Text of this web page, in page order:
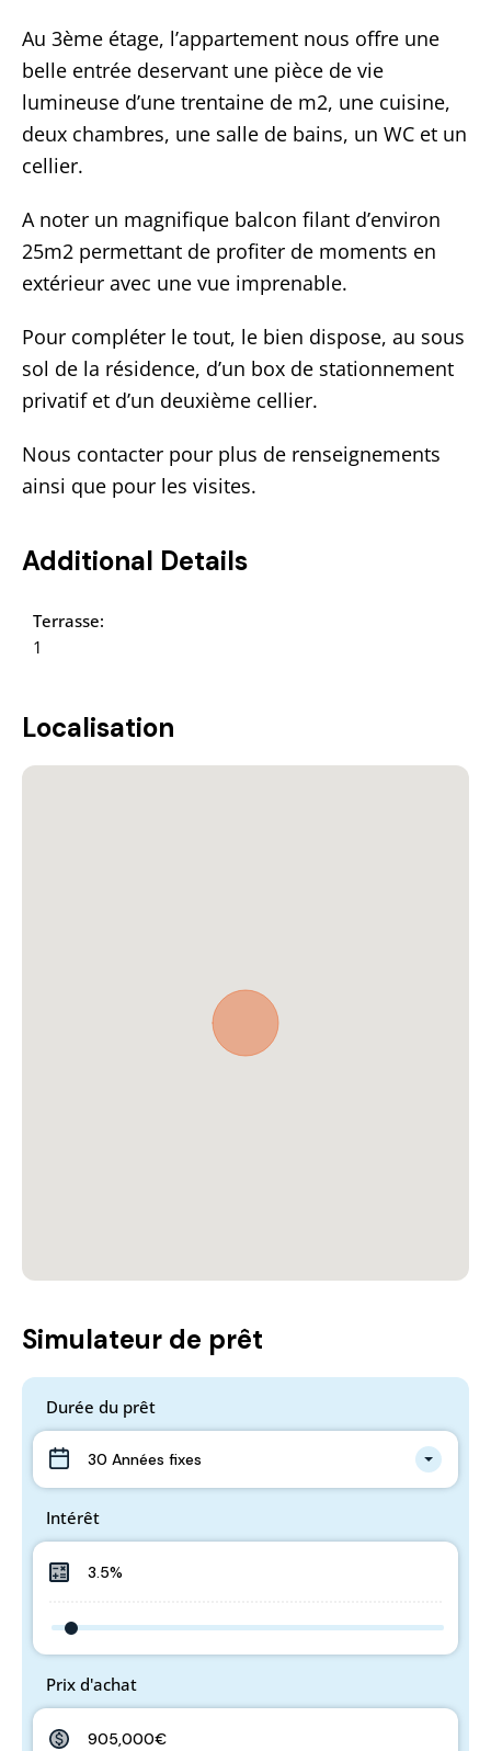
Au 3ème étage, l’appartement nous offre une
belle entrée deservant une pièce de vie
lumineuse d’une trentaine de m2, une cuisine,
deux chambres, une salle de bains, un WC et un
cellier.
A noter un magnifique balcon filant d’environ
25m2 permettant de profiter de moments en
extérieur avec une vue imprenable.
Pour compléter le tout, le bien dispose, au sous
sol de la résidence, d’un box de stationnement
privatif et d’un deuxième cellier.
Nous contacter pour plus de renseignements
ainsi que pour les visites.
Additional Details
Terrasse:
1
Localisation
Simulateur de prêt
Durée du prêt
30 Années fixes
Intérêt
Prix d'achat